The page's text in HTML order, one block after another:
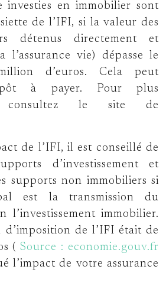
investies en immobilier sont
de l’IFI, si la valeur des
détenus directement et
l’assurance vie) dépasse le
d’euros. Cela peut
à payer. Pour plus
consultez le site de
de l’IFI, il est conseillé de
d’investissement et
supports non immobiliers si
est la transmission du
l’investissement immobilier.
de l’IFI était de
(Source : economie.gouv.fr
l’impact de votre assurance